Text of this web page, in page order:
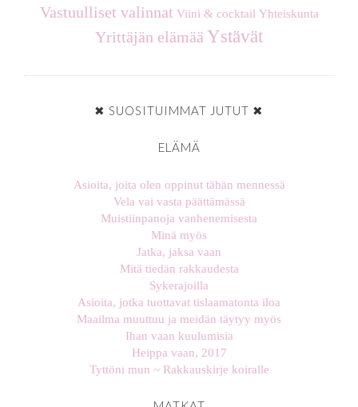
Vastuulliset valinnat Viini & cocktail Yhteiskunta
Yrittäjän elämää Ystävät
✖ SUOSITUIMMAT JUTUT ✖
ELÄMÄ
Asioita, joita olen oppinut tähän mennessä
Vela vai vasta päättämässä
Muistiinpanoja vanhenemisesta
Minä myös
Jatka, jaksa vaan
Mitä tiedän rakkaudesta
Sykerajoilla
Asioita, jotka tuottavat tislaamatonta iloa
Maailma muuttuu ja meidän täytyy myös
Ihan vaan kuulumisia
Heippa vaan, 2017
Tyttöni mun ~ Rakkauskirje koiralle